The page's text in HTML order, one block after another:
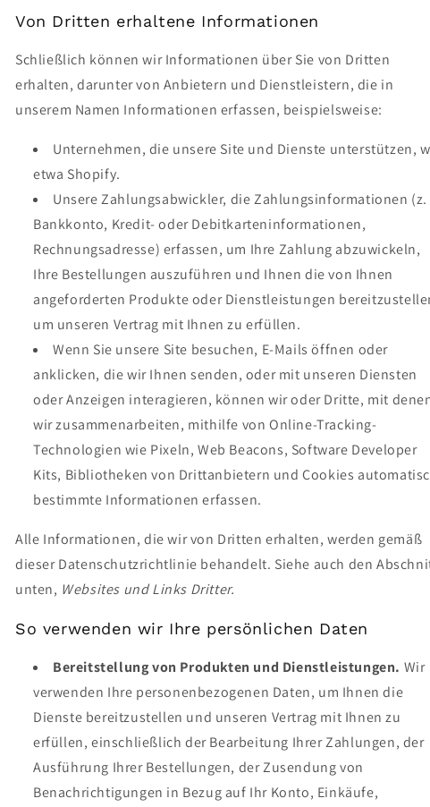
Von Dritten erhaltene Informationen
Schließlich können wir Informationen über Sie von Dritten
erhalten, darunter von Anbietern und Dienstleistern, die in
unserem Namen Informationen erfassen, beispielsweise:
Unternehmen, die unsere Site und Dienste unterstützen,
etwa Shopify.
Unsere Zahlungsabwickler, die Zahlungsinformationen (z.
Bankkonto, Kredit- oder Debitkarteninformationen,
Rechnungsadresse) erfassen, um Ihre Zahlung abzuwickeln,
Ihre Bestellungen auszuführen und Ihnen die von Ihnen
angeforderten Produkte oder Dienstleistungen
um unseren Vertrag mit Ihnen zu erfüllen.
Wenn Sie unsere Site besuchen, E-Mails öffnen oder
anklicken, die wir Ihnen senden, oder mit unseren Diensten
oder Anzeigen interagieren, können wir oder Dritte, mit
wir zusammenarbeiten, mithilfe von Online-Tracking-
Technologien wie Pixeln, Web Beacons, Software Developer
Kits, Bibliotheken von Drittanbietern und Cookies
bestimmte Informationen erfassen.
Alle Informationen, die wir von Dritten erhalten, werden gemäß
dieser Datenschutzrichtlinie behandelt. Siehe auch den
unten, Websites und Links Dritter.
So verwenden wir Ihre persönlichen Daten
Bereitstellung von Produkten und Dienstleistungen. Wir
verwenden Ihre personenbezogenen Daten, um Ihnen die
Dienste bereitzustellen und unseren Vertrag mit Ihnen zu
erfüllen, einschließlich der Bearbeitung Ihrer Zahlungen, der
Ausführung Ihrer Bestellungen, der Zusendung von
Benachrichtigungen in Bezug auf Ihr Konto, Einkäufe,